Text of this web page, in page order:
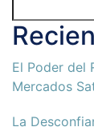
El Poder del
Mercados
La